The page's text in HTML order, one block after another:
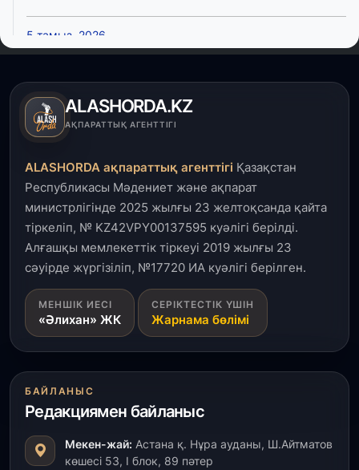
5 тамыз, 2026
ALMA LOVE: Алматы халықаралық жастар күнін
құндылық аясында атап өтеді
5 тамыз, 2026
4 тамыз, 2026
Елде мал шаруашылығын қаржыландыру көлемі
артады – Үкімет отырысы
3 тамыз, 2026
Өңірлерде жаңа вокзалдар, су құбыры,
логистикалық хаб және тұрғын үйлер
пайдалануға берілді
Қызылордада 300 орындық аурухана,
Президенттік кітапхана және жаңа театр
салынып жатыр
1 тамыз, 2026
ALASHORDA.KZ
АҚПАРАТТЫҚ АГЕНТТІГІ
ALASHORDA ақпараттық агенттігі Қазақстан
Республикасы Мәдениет және ақпарат
министрлігінде 2025 жылғы 23 желтоқсанда қайта
тіркеліп, № KZ42VPY00137595 куәлігі берілді.
Алғашқы мемлекеттік тіркеуі 2019 жылғы 23
сәуірде жүргізіліп, №17720 ИА куәлігі берілген.
МЕНШІК ИЕСІ
«Әлихан» ЖК
СЕРІКТЕСТІК ҮШІН
Жарнама бөлімі
БАЙЛАНЫС
Редакциямен байланыс
Мекен-жай: Астана қ. Нұра ауданы, Ш.Айтматов
көшесі 53, І блок, 89 пәтер